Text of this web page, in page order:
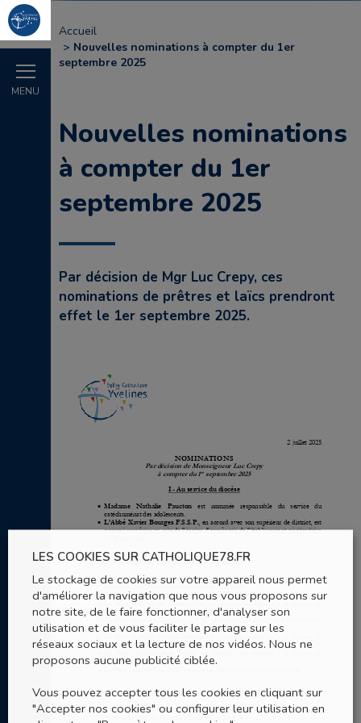
MENU
Accueil
Nouvelles nominations à compter du 1er
septembre 2025
Nouvelles nominations
à compter du 1er
septembre 2025
Par décision de Mgr Luc Crepy, ces
nominations de prêtres et laïcs prendront
effet le 1er septembre 2025.
LES COOKIES SUR CATHOLIQUE78.FR
Le stockage de cookies sur votre appareil nous permet
d'améliorer la navigation que nous vous proposons sur
notre site, de le faire fonctionner, d'analyser son
utilisation et de vous faciliter le partage sur les
réseaux sociaux et la lecture de nos vidéos. Nous ne
proposons aucune publicité ciblée.
Vous pouvez accepter tous les cookies en cliquant sur
"Accepter nos cookies" ou configurer leur utilisation en